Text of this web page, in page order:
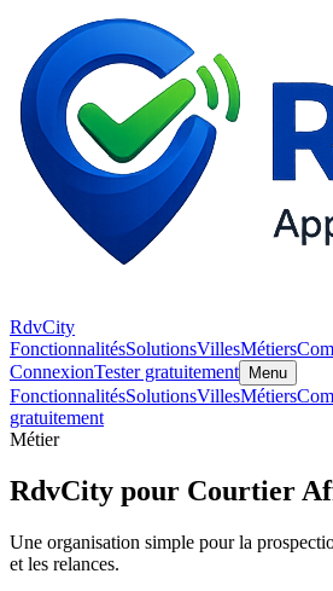
RdvCity
FonctionnalitésSolutionsVillesMétiers
ConnexionTester gratuitement Menu
FonctionnalitésSolutionsVillesMétiers
gratuitement
Métier
RdvCity pour Courtier
Une organisation simple pour la
et les relances.